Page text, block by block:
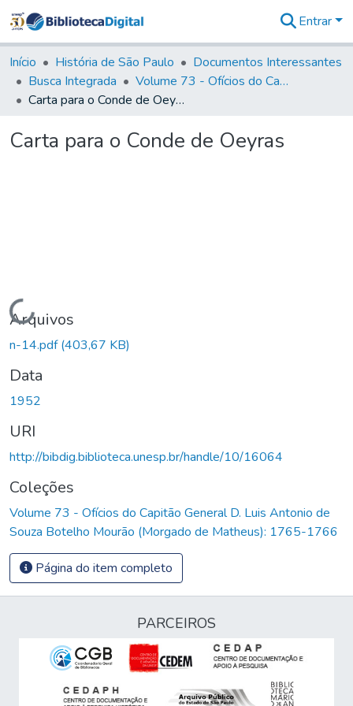
&
Coleções
Tudo na
Biblioteca
Estatísticas
Entrar
Início História de São Paulo
Documentos Interessantes
Busca Integrada
Volume 73 - Ofícios do Capitão General D. Luis Antonio de Souza Botelho Mourão (Morgado de Matheus): 1765-1766
Carta para o Conde de Oeyras
Carta para o Conde de Oeyras
Carregando...
Arquivos
n-14.pdf(403,67 KB)
Data
1952
URI
http://bibdig.biblioteca.unesp.br/handle/10/16064
Coleções
Volume 73 - Ofícios do Capitão General D. Luis Antonio de
Souza Botelho Mourão (Morgado de Matheus): 1765-1766
Página do item completo
PARCEIROS